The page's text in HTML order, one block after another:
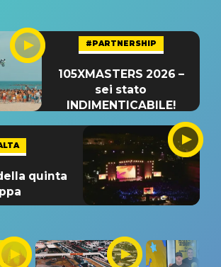
#PARTNERSHIP
105XMASTERS 2026 –
sei stato
INDIMENTICABILE!
quinta